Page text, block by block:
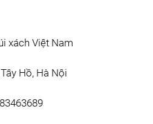
xách Việt Nam
Hồ, Hà Nội